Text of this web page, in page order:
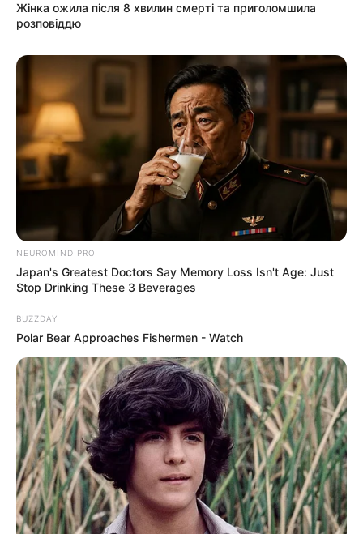
Жінка ожила після 8 хвилин смерті та приголомшила
розповіддю
NEUROMIND PRO
Japan's Greatest Doctors Say Memory Loss Isn't Age: Just
Stop Drinking These 3 Beverages
BUZZDAY
Polar Bear Approaches Fishermen - Watch